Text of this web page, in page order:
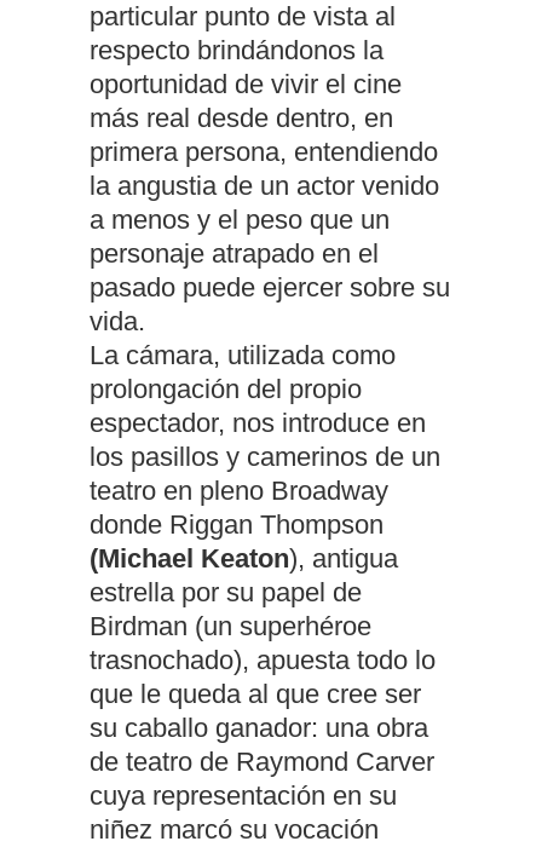
particular punto de vista al
respecto brindándonos la
oportunidad de vivir el cine
más real desde dentro, en
primera persona, entendiendo
la angustia de un actor venido
a menos y el peso que un
personaje atrapado en el
pasado puede ejercer sobre su
vida.
La cámara, utilizada como
prolongación del propio
espectador, nos introduce en
los pasillos y camerinos de un
teatro en pleno Broadway
donde Riggan Thompson
(Michael Keaton), antigua
estrella por su papel de
Birdman (un superhéroe
trasnochado), apuesta todo lo
que le queda al que cree ser
su caballo ganador: una obra
de teatro de Raymond Carver
cuya representación en su
niñez marcó su vocación